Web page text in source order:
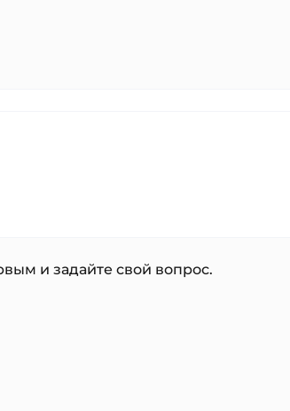
и задайте свой вопрос.